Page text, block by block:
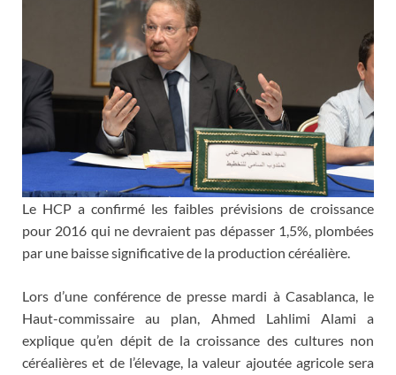
Le HCP a confirmé les faibles prévisions de croissance
pour 2016 qui ne devraient pas dépasser 1,5%, plombées
par une baisse significative de la production céréalière.
Lors d’une conférence de presse mardi à Casablanca, le
Haut-commissaire au plan, Ahmed Lahlimi Alami a
explique qu’en dépit de la croissance des cultures non
céréalières et de l’élevage, la valeur ajoutée agricole sera